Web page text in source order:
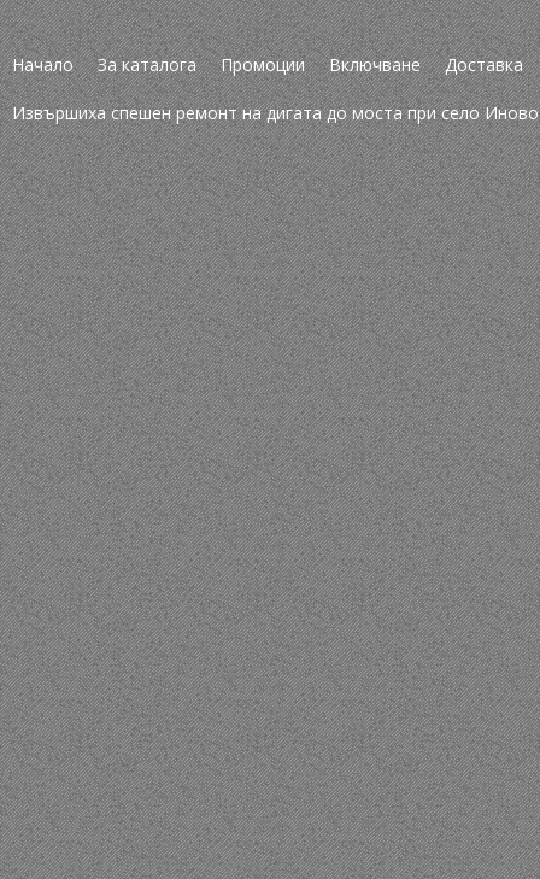
Начало За каталога Промоции Включване Доставка
Извършиха спешен ремонт на дигата до моста при село Иново